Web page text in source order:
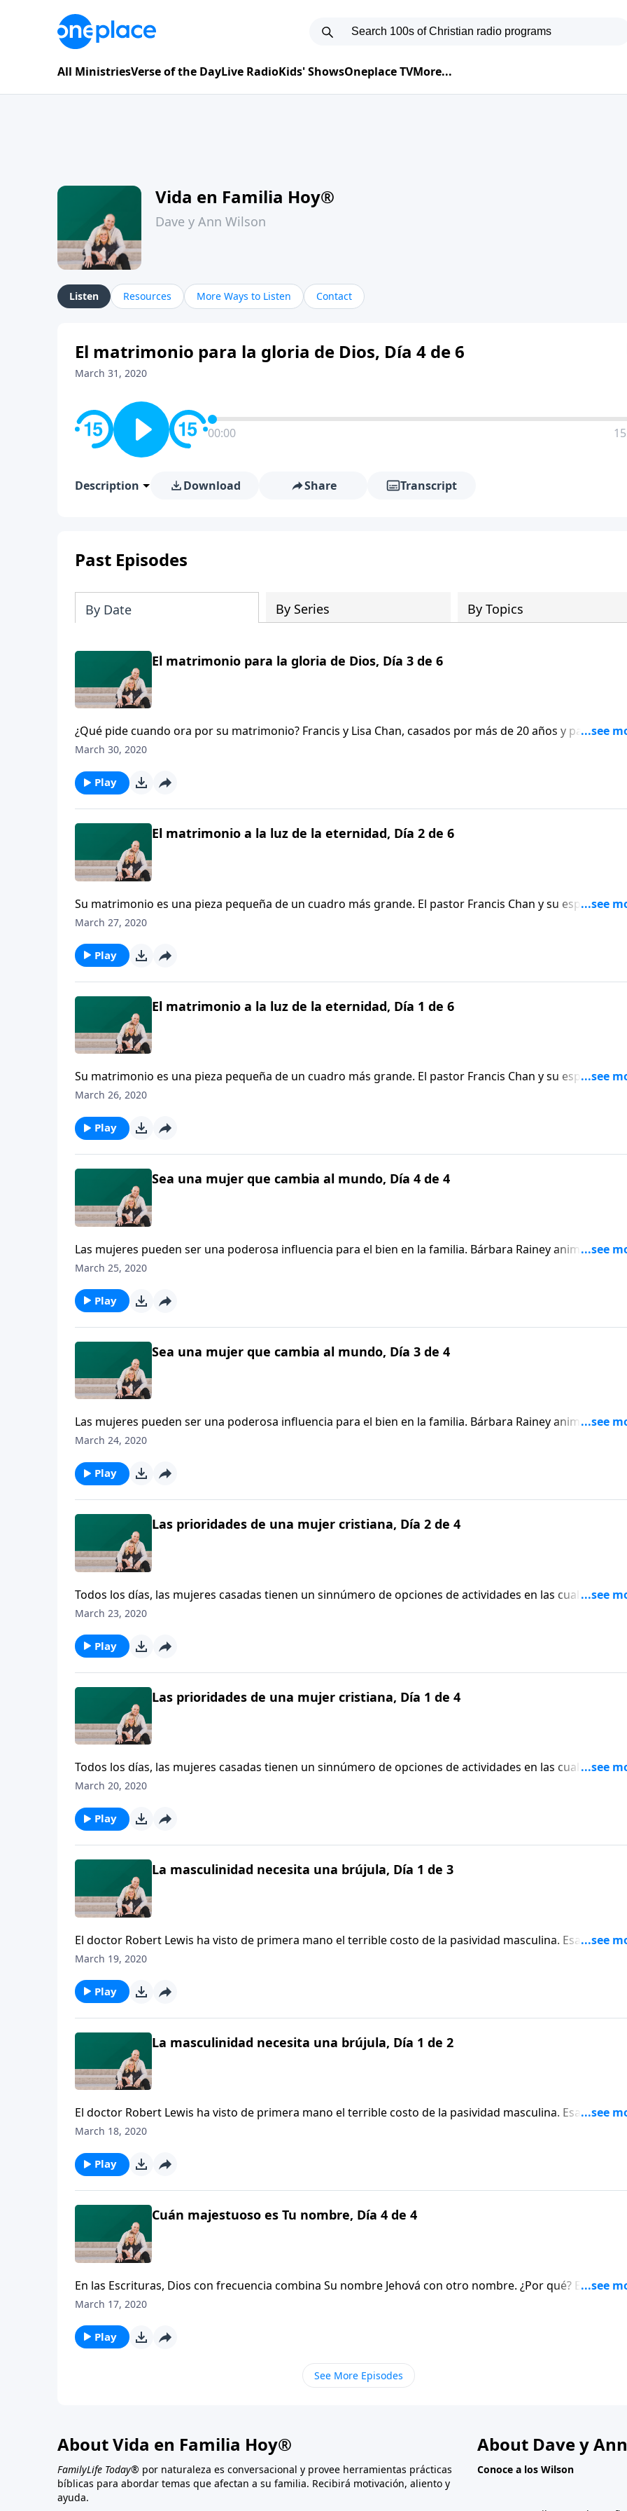
All MinistriesVerse of the DayLive RadioKids' ShowsOneplace TVMore...
Vida en Familia Hoy®
Dave y Ann Wilson
Listen Resources More Ways to Listen Contact
El matrimonio para la gloria de Dios, Día 4 de 6
March 31, 2020
00:00
Description Download Share Transcript
Past Episodes
By Date By Series By Topics
El matrimonio para la gloria de Dios, Día 3 de 6
¿Qué pide cuando ora por su matrimonio? Francis y Lisa Chan, casados por más de 20 años y padres de
siete hijos, animan a los esposos y esposas a que oren fervientemente el uno por el otro y procuren un
March 30, 2020
Play
El matrimonio a la luz de la eternidad, Día 2 de 6
Su matrimonio es una pieza pequeña de un cuadro más grande. El pastor Francis Chan y su esposa,
reflexionan felizmente sobre su noviazgo que culminó en matrimonio. Los Chan recuerdan a los oyentes
su corazón.
March 27, 2020
Play
El matrimonio a la luz de la eternidad, Día 1 de 6
Su matrimonio es una pieza pequeña de un cuadro más grande. El pastor Francis Chan y su esposa,
reflexionan felizmente sobre su noviazgo que culminó en matrimonio. Los Chan recuerdan a los oyentes
su corazón.
March 26, 2020
Play
Sea una mujer que cambia al mundo, Día 4 de 4
Las mujeres pueden ser una poderosa influencia para el bien en la familia. Bárbara Rainey anima a las
mujeres a que levanten su vista y descubran cuál es el tercer llamado esencial de Dios para sus vidas, el
March 25, 2020
Play
Sea una mujer que cambia al mundo, Día 3 de 4
Las mujeres pueden ser una poderosa influencia para el bien en la familia. Bárbara Rainey anima a las
mujeres a que levanten su vista y descubran cuál es el tercer llamado esencial de Dios para sus vidas, el
March 24, 2020
Play
Las prioridades de una mujer cristiana, Día 2 de 4
Todos los días, las mujeres casadas tienen un sinnúmero de opciones de actividades en las cuales
su día. Bárbara Rainey díaloga acerca de dos elementos esenciales para toda mujer casada: ser una mujer
March 23, 2020
Play
Las prioridades de una mujer cristiana, Día 1 de 4
Todos los días, las mujeres casadas tienen un sinnúmero de opciones de actividades en las cuales
su día. Bárbara Rainey díaloga acerca de dos elementos esenciales para toda mujer casada: ser una mujer
March 20, 2020
Play
La masculinidad necesita una brújula, Día 1 de 3
El doctor Robert Lewis ha visto de primera mano el terrible costo de la pasividad masculina. Esa es la
por la que ha sido un campeón para la auténtica masculinidad por décadas. Descubra los llamados
March 19, 2020
Play
La masculinidad necesita una brújula, Día 1 de 2
El doctor Robert Lewis ha visto de primera mano el terrible costo de la pasividad masculina. Esa es la
por la que ha sido un campeón para la auténtica masculinidad por décadas. Descubra los llamados
March 18, 2020
Play
Cuán majestuoso es Tu nombre, Día 4 de 4
En las Escrituras, Dios con frecuencia combina Su nombre Jehová con otro nombre. ¿Por qué? El exitoso
autor y pastor, Tony Evans, explica el significado detrás de los nombres de Dios: “Jehová Jiré”; “Jehová
manifestarse de maneras asombrosas en la vida de su familia.
March 17, 2020
Play
See More Episodes
About Vida en Familia Hoy®
FamilyLife Today® por naturaleza es conversacional y provee herramientas prácticas
bíblicas para abordar temas que afectan a su familia. Recibirá motivación, aliento y
ayuda.
About Dave y
Conoce a los Wilson